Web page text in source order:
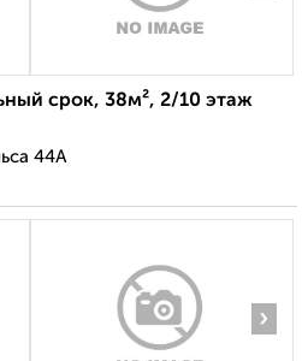
срок, 38м², 2/10 этаж
44А
›